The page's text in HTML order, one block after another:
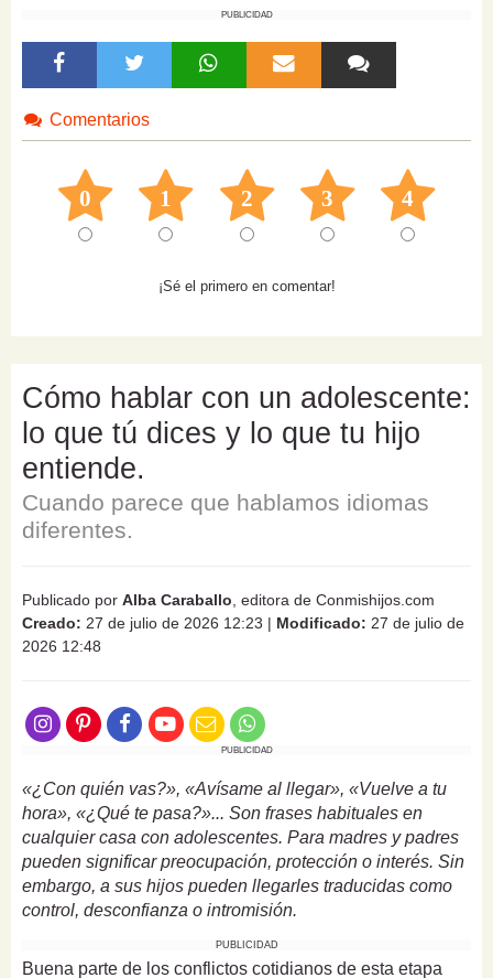
PUBLICIDAD
Comentarios
0 1 2 3 4
¡Sé el primero en comentar!
Cómo hablar con un adolescente:
lo que tú dices y lo que tu hijo
entiende.
Cuando parece que hablamos idiomas
diferentes.
Publicado por Alba Caraballo, editora de Conmishijos.com
Creado: 27 de julio de 2026 12:23 | Modificado: 27 de julio de
2026 12:48
PUBLICIDAD
«¿Con quién vas?», «Avísame al llegar», «Vuelve a tu
hora», «¿Qué te pasa?»... Son frases habituales en
cualquier casa con adolescentes. Para madres y padres
pueden significar preocupación, protección o interés. Sin
embargo, a sus hijos pueden llegarles traducidas como
control, desconfianza o intromisión.
PUBLICIDAD
Buena parte de los conflictos cotidianos de esta etapa